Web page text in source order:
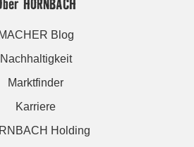
MACHER Blog
Nachhaltigkeit
Marktfinder
Karriere
Holding